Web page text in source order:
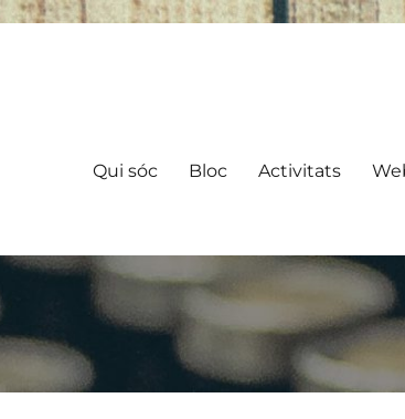
Qui sóc Bloc Activitats